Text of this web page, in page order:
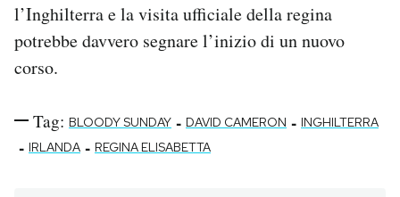
l’Inghilterra e la visita ufficiale della regina
potrebbe davvero segnare l’inizio di un nuovo
corso.
Tag: BLOODY SUNDAY - DAVID CAMERON - INGHILTERRA
- IRLANDA - REGINA ELISABETTA